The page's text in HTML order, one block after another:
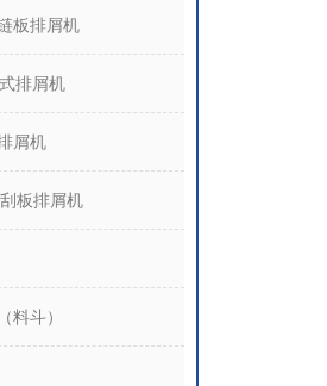
板排屑机
排屑机
屑机
板排屑机
料斗）